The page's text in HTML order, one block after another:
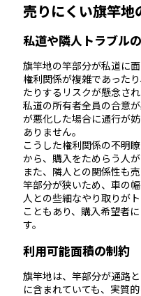
売りにくい旗竿地
私道や隣人トラブル
旗竿地の竿部分が私道に
権利関係が複雑であった
たりするリスクが懸念され
私道の所有者全員の合意
が悪化した場合に通行が
ありません。
こうした権利関係の不明
から、購入をためらう人が
また、隣人との関係性も売
竿部分が狭いため、車の
人との些細なやり取りが
こともあり、購入希望者
す。
利用可能面積の制約
旗竿地は、竿部分が通路
に含まれていても、実質